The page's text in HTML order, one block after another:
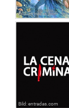
Bild: entradas.com
Bild: entradas.com